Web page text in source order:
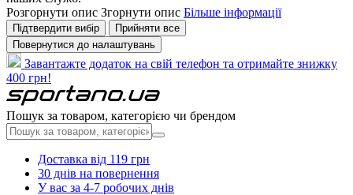
Розгорнути опис Згорнути опис Більше інформації
Підтвердити вибір
Прийняти все
Повернутися до налаштувань
Завантажте додаток на свій телефон та отримайте знижку
400 грн!
Пошук за товаром, категорією чи брендом
Доставка від 119 грн
30 днів на повернення
У вас за 4-7 робочих днів